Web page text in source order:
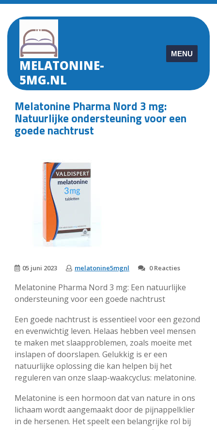
Skip
content
MELATONINE-
5MG.NL
MENU
Melatonine Pharma Nord 3 mg:
Natuurlijke ondersteuning voor een
goede nachtrust
05 juni 2023 melatonine5mgnl 0 Reacties
Melatonine Pharma Nord 3 mg: Een natuurlijke
ondersteuning voor een goede nachtrust
Een goede nachtrust is essentieel voor een gezond
en evenwichtig leven. Helaas hebben veel mensen
te maken met slaapproblemen, zoals moeite met
inslapen of doorslapen. Gelukkig is er een
natuurlijke oplossing die kan helpen bij het
reguleren van onze slaap-waakcyclus: melatonine.
Melatonine is een hormoon dat van nature in ons
lichaam wordt aangemaakt door de pijnappelklier
in de hersenen. Het speelt een belangrijke rol bij